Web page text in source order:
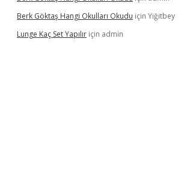
Berk Göktaş Hangi Okulları Okudu için Yiğitbey
Lunge Kaç Set Yapılır için admin